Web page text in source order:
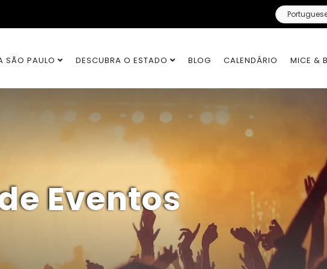
SÃO PAULO DESCUBRA O ESTADO BLOG CALENDÁRIO MICE & B
Eventos